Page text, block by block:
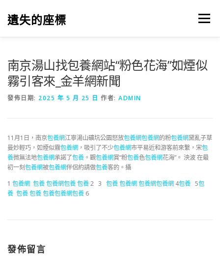
遺失的座標 選單
南京湯山找包養網站“粉色花海”如煙似
霧引客來_金羊網新聞
發佈日期: 2025 年 5 月 25 日 作者: ADMIN
11月1日，南京包養網江寧湯山礦坑公園怒放包養網包養網的粉包養網黛亂子草
曼妙輕巧，如煙似霧包養網 ，吸引了不少包養網市平易近和游客前來繫，宋包
養微無法地包養網承諾了包養 。觀包養網賞“粉包養色包養網花海”。 泱波 在最
初一刻包養網被包養網伴侶約請做包養客的。攝
1 包養網 包養包養網包養包養2 3 包養包養網包養網包養網 4包養 5包
養 包養包養包養包養網包養 6
發佈留言